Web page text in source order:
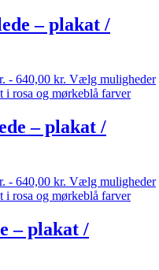
– plakat /
- 640,00 kr. Vælg muligheder
– plakat /
- 640,00 kr. Vælg muligheder
– plakat /